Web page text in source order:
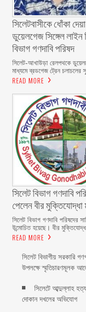
‎সিলেটবাসীকে ধোঁকা
ডুয়েলগেজ সিঙ্গেল লাইন
বিভাগ গণদাবি পরিষদ
‎​সিলেট-আখাউড়া রেলপথকে
মাধ্যমে ব্রডগেজ ট্রেন চলাচলের
READ MORE
সিলেট বিভাগ গণদাবি
পেলেন বীর মুক্তিযোদ্ধা
‎সিলেট বিভাগ গণদাবি পরিষদের
উন্মোচিত হয়েছে। বীর
READ MORE
সিলেট বিভাগীয় সরকারি
উপলক্ষে স্মৃতিচারণমূলক
সিলেটে আব্দুল্লাহ
দোকান দখলের অভিযোগ